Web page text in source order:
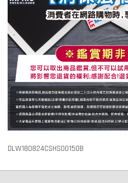
DLW180824CSHS00150B